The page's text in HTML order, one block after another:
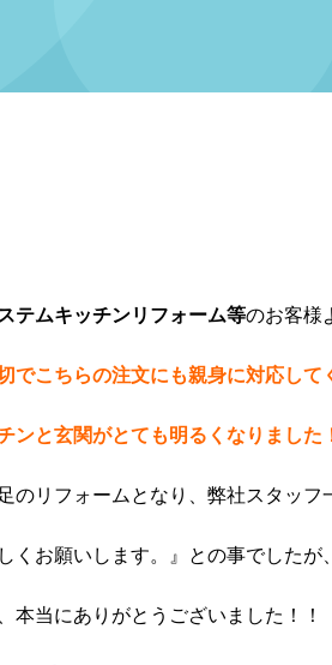
テムキッチンリフォーム等のお客様
でこちらの注文にも親身に対応して
ンと玄関がとても明るくなりました
のリフォームとなり、弊社スタッ
くお願いします。』との事でした
本当にありがとうございました！！